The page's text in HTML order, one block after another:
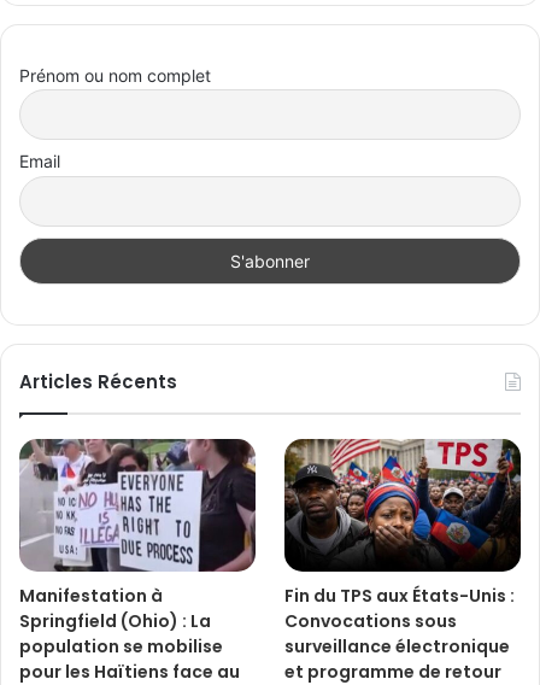
Prénom ou nom complet
Email
Articles Récents
Manifestation à
Springfield (Ohio) : La
population se mobilise
pour les Haïtiens face au
Fin du TPS aux États-Unis :
Convocations sous
surveillance électronique
et programme de retour